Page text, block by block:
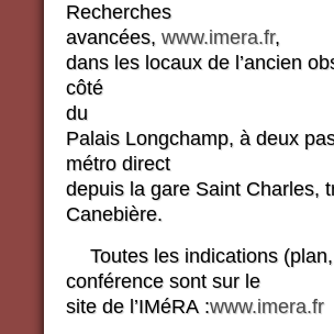
Recherches
avancées, www.imera.fr,
dans les locaux de l’ancien
côté
du
Palais Longchamp, à deux
métro direct
depuis la gare Saint Charles,
Canebière.
Toutes les indications
conférence sont sur le
site de l’IMéRA :www.imera.fr